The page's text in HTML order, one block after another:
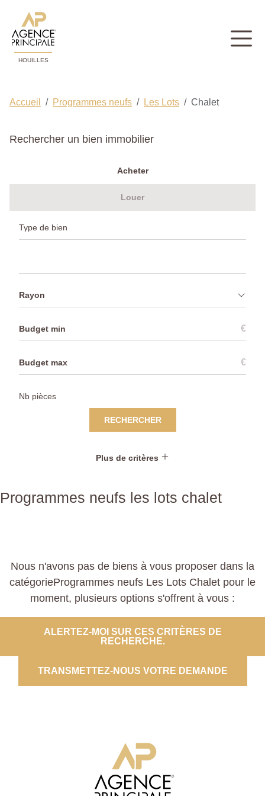
HOUILLES
Accueil Programmes neufs Les Lots Chalet
Rechercher un bien immobilier
Acheter
Louer
Rayon
€
€
RECHERCHER
Plus de critères
Programmes neufs les lots chalet
Nous n'avons pas de biens à vous proposer dans la
catégorieProgrammes neufs Les Lots Chalet pour le
moment, plusieurs options s'offrent à vous :
ALERTEZ-MOI SUR CES CRITÈRES DE
RECHERCHE.
TRANSMETTEZ-NOUS VOTRE DEMANDE